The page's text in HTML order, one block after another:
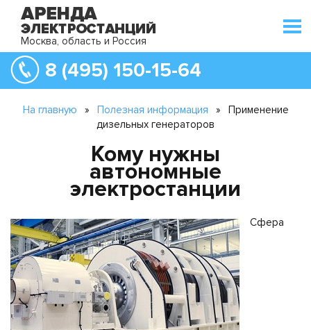
Москва, область и Россия
8 (495) 150-15-64
На главную » Полезная информация »
Применение
дизельных генераторов
Кому нужны
автономные
электростанции
Сфера